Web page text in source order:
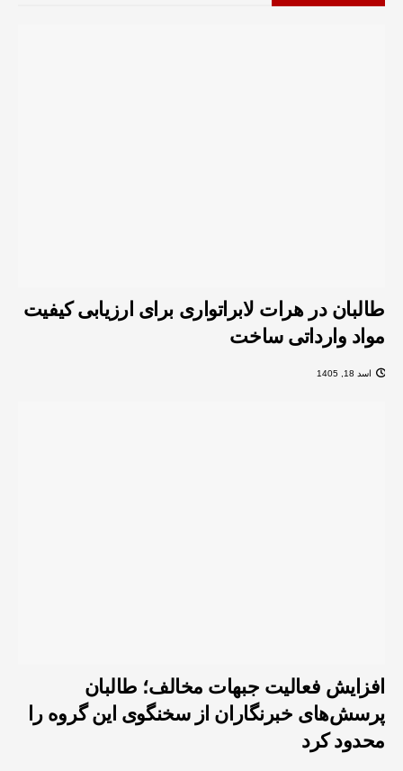
طالبان در هرات لابراتواری برای ارزیابی کیفیت
مواد وارداتی ساخت
اسد 18, 1405
افزایش فعالیت‌ جبهات مخالف؛ طالبان
پرسش‌های خبرنگاران از سخنگوی این گروه را
محدود کرد